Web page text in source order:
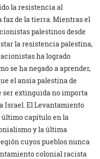
la resistencia al
faz de la tierra. Mientras el
palestinos desde
la resistencia palestina,
ha logrado
se ha negado a aprender,
el ansia palestina de
ser extinguida no importa
Israel. El Levantamiento
último capítulo en la
y la última
cuyos pueblos nunca
colonial racista